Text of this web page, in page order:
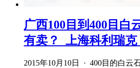
广西100目到400目白
有卖？_上海科利瑞克
2015年10月10日 · 400目的白云